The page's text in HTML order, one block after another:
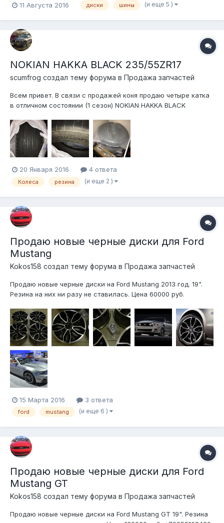
11 Августа 2016 диски шины (и еще 5 )
NOKIAN HAKKA BLACK 235/55ZR17
scumfrog создал тему форума в Продажа запчастей
Всем привет. В связи с продажей коня продаю четыре катка
в отличном состоянии (1 сезон) NOKIAN HAKKA BLACK
20 Января 2016 4 ответа
Колеса резина (и еще 2 )
Продаю новые черные диски для Ford
Mustang
Kokos158 создал тему форума в Продажа запчастей
Продаю новые черные диски на Ford Mustang 2013 год. 19".
Резина на них ни разу не ставилась. Цена 60000 руб.
15 Марта 2016 3 ответа
ford mustang (и еще 6 )
Продаю новые черные диски для Ford
Mustang GT
Kokos158 создал тему форума в Продажа запчастей
Продаю новые черные диски на Ford Mustang GT 19". Резина